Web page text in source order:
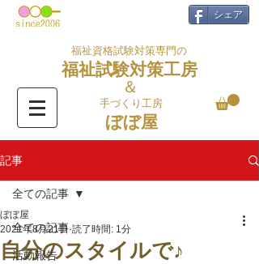
シェア
福祉資格試験対策専門の
福祉試験対策工房
＆
手づくり工房
ぼぼ屋
記事
全ての記事
活動報告
全ての記事
自分のスタイルで♪
ぼぼ屋
2021年8月21日 読了時間: 1分